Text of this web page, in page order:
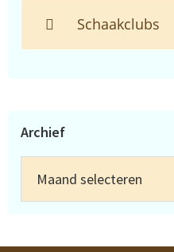
Schaakclubs
Archief